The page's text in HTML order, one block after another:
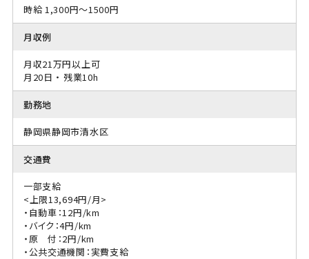
時給 1,300円～1500円
月収例
月収21万円以上可
月20日 ・ 残業10h
勤務地
静岡県静岡市清水区
交通費
一部支給
<上限13,694円/月>
・自動車：12円/km
・バイク：4円/km
・原 付：2円/km
・公共交通機関：実費支給